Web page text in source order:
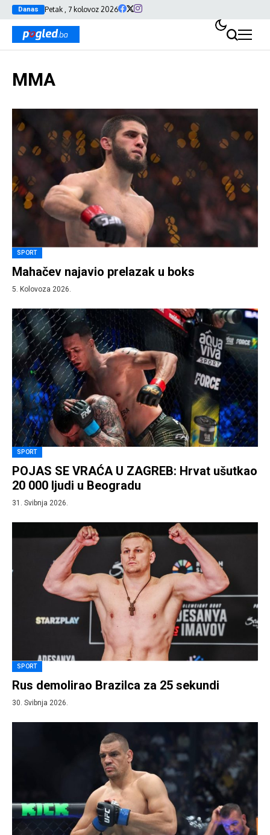
Danas Petak , 7 kolovoz 2026
MMA
SPORT
Mahačev najavio prelazak u boks
5. Kolovoza 2026.
SPORT
POJAS SE VRAĆA U ZAGREB: Hrvat ušutkao
20 000 ljudi u Beogradu
31. Svibnja 2026.
SPORT
Rus demolirao Brazilca za 25 sekundi
30. Svibnja 2026.